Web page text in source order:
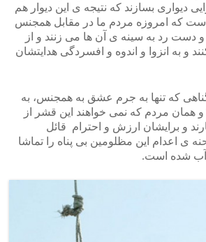
دیواری بسازند که نتیجه ی این دیوار هم
که امروزه مردم ما در مقابل همجنس
و دست رد به سینه ی آن ها می زنند و از
و به انزوا و اندوه و افسردگی هدایتشان
که تنها به جرم عشق به همجنس، به
و همان مردم که نمی خواهند این قشر از
و برایشان ارزش و احترام قائل
ی اعدام این مظلومین بی پناه را تماشا
آب شده است.